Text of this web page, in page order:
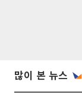
많이 본 뉴스